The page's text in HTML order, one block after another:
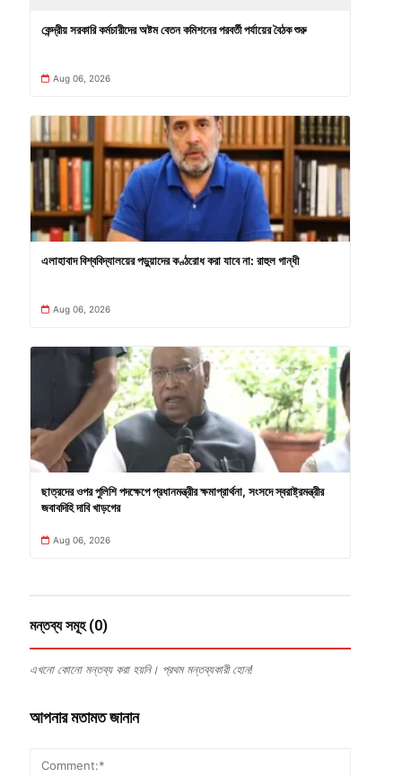
কেন্দ্রীয় সরকারি কর্মচারীদের অষ্টম বেতন কমিশনের পরবর্তী পর্যায়ের বৈঠক শুরু
Aug 06, 2026
এলাহাবাদ বিশ্ববিদ্যালয়ের পড়ুয়াদের কণ্ঠরোধ করা যাবে না: রাহুল গান্ধী
Aug 06, 2026
ছাত্রদের ওপর পুলিশি পদক্ষেপে প্রধানমন্ত্রীর ক্ষমাপ্রার্থনা, সংসদে স্বরাষ্ট্রমন্ত্রীর
জবাবদিহি দাবি খাড়গের
Aug 06, 2026
মন্তব্য সমূহ (0)
এখনো কোনো মন্তব্য করা হয়নি। প্রথম মন্তব্যকারী হোন!
আপনার মতামত জানান